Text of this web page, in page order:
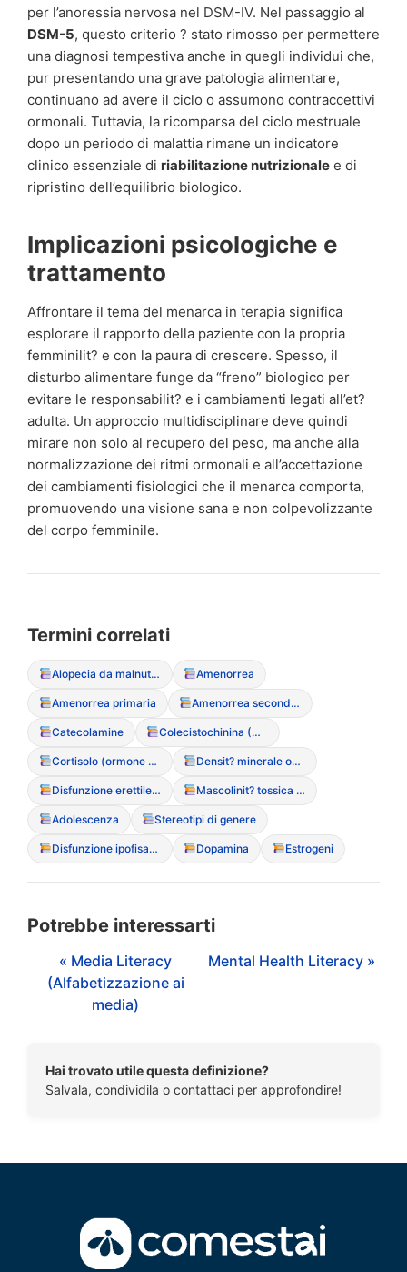
per l’anoressia nervosa nel DSM-IV. Nel passaggio al
DSM-5, questo criterio ? stato rimosso per permettere
una diagnosi tempestiva anche in quegli individui che,
pur presentando una grave patologia alimentare,
continuano ad avere il ciclo o assumono contraccettivi
ormonali. Tuttavia, la ricomparsa del ciclo mestruale
dopo un periodo di malattia rimane un indicatore
clinico essenziale di riabilitazione nutrizionale e di
ripristino dell’equilibrio biologico.
Implicazioni psicologiche e
trattamento
Affrontare il tema del menarca in terapia significa
esplorare il rapporto della paziente con la propria
femminilit? e con la paura di crescere. Spesso, il
disturbo alimentare funge da “freno” biologico per
evitare le responsabilit? e i cambiamenti legati all’et?
adulta. Un approccio multidisciplinare deve quindi
mirare non solo al recupero del peso, ma anche alla
normalizzazione dei ritmi ormonali e all’accettazione
dei cambiamenti fisiologici che il menarca comporta,
promuovendo una visione sana e non colpevolizzante
del corpo femminile.
Termini correlati
Alopecia da malnutrizione Amenorrea
Amenorrea primaria Amenorrea secondaria
Catecolamine Colecistochinina (CCK)
Cortisolo (ormone dello stress) Densit? minerale ossea (MOC)
Disfunzione erettile (a causa dei DCA negli uomini) Mascolinit? tossica e DCA maschili
Adolescenza Stereotipi di genere
Disfunzione ipofisaria Dopamina Estrogeni
Potrebbe interessarti
« Media Literacy
(Alfabetizzazione ai
media)
Mental Health Literacy »
Hai trovato utile questa definizione?
Salvala, condividila o contattaci per approfondire!